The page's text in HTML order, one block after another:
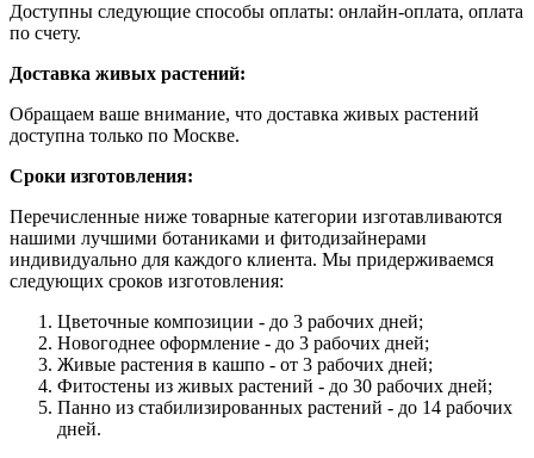
Доступны следующие способы оплаты: онлайн-оплата, оплата
по счету.
Доставка живых растений:
Обращаем ваше внимание, что доставка живых растений
доступна только по Москве.
Сроки изготовления:
Перечисленные ниже товарные категории изготавливаются
нашими лучшими ботаниками и фитодизайнерами
индивидуально для каждого клиента. Мы придерживаемся
следующих сроков изготовления:
Цветочные композиции - до 3 рабочих дней;
Новогоднее оформление - до 3 рабочих дней;
Живые растения в кашпо - от 3 рабочих дней;
Фитостены из живых растений - до 30 рабочих дней;
Панно из стабилизированных растений - до 14 рабочих
дней.